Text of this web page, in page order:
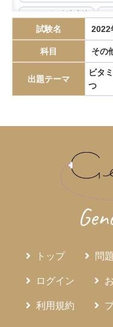
イマチニブ インスリノ
インフリキシマブ エク
エリスロポエ
エロ
カリウムチャネル競合型胃
がん疼痛
ギランバレー症候群
クラ
グラム陰性双球菌 クリ
コレシストキニン コレ
コレステロール結石
ジクロロプロパン
試験名
科目 その
出題テーマ
ビタ
つ
トップ 問
ログイン
利用規約